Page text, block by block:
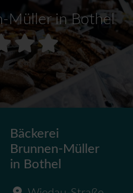
Müller in Bothel
Bäckerei
Brunnen-Müller
in Bothel